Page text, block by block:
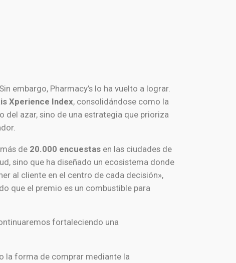
embargo, Pharmacy’s lo ha vuelto a lograr.
Xperience Index, consolidándose como la
azar, sino de una estrategia que prioriza
de 20.000 encuestas en las ciudades de
sino que ha diseñado un ecosistema donde
al cliente en el centro de cada decisión»,
que el premio es un combustible para
fortaleciendo una
la forma de comprar mediante la